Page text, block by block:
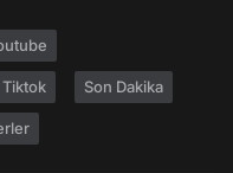
Tiktok Son Dakika